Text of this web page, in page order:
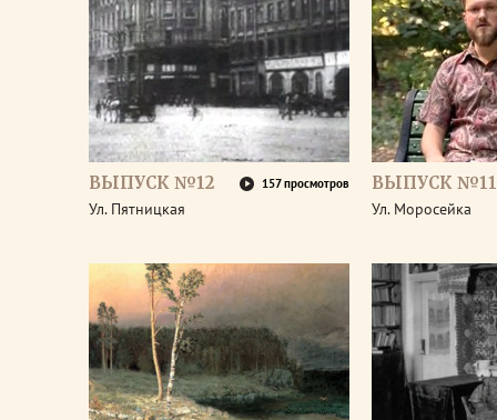
ВЫПУСК №12 157 просмотров
Ул. Пятницкая
ВЫПУСК №11
Ул. Моросейка